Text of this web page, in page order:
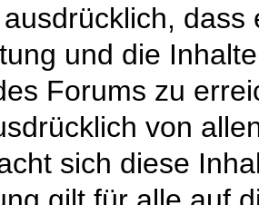
und die
Forums zu
von
sich diese